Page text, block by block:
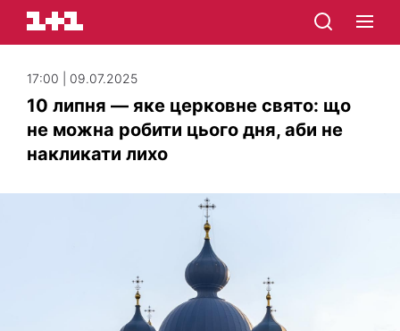
17:00 | 09.07.2025
10 липня — яке церковне свято: що
не можна робити цього дня, аби не
накликати лихо